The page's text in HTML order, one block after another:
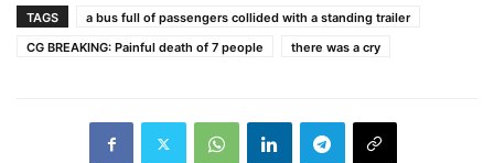
TAGS
a bus full of passengers collided with a standing trailer
CG BREAKING: Painful death of 7 people
there was a cry